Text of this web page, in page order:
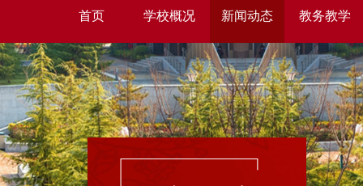
首页 学校概况 新闻动态 教务教学